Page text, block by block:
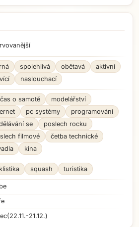
spolehlivá obětavá
aktivní
naslouchací
o samotě
modelářství
pc systémy
programování
se
poslech rocku
filmové
četba technické
kina
squash turistika
(22.11.-21.12.)